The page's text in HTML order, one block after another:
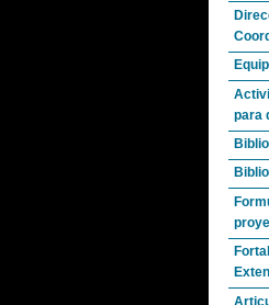
para